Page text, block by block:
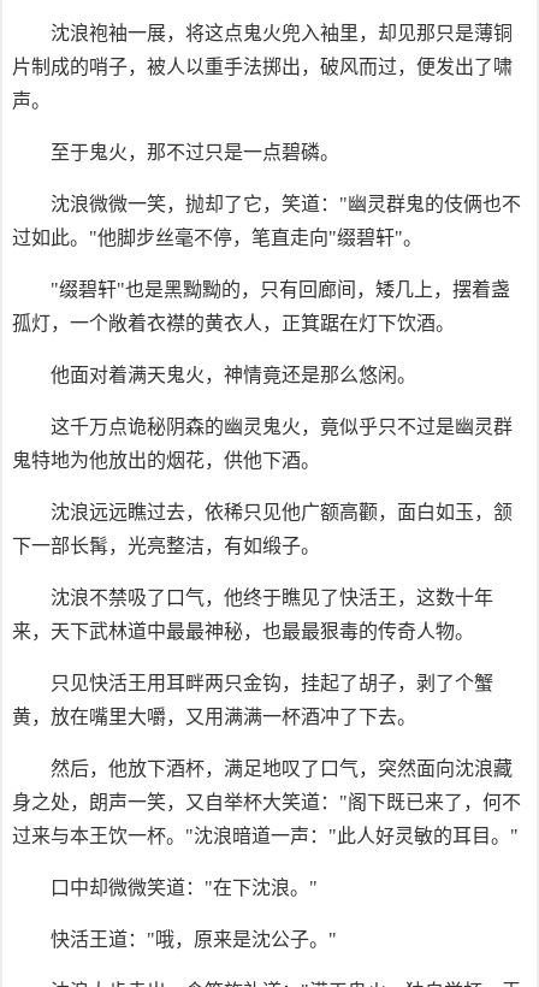
沈浪袍袖一展，将这点鬼火兜入袖里，却见那只是薄铜
片制成的哨子，被人以重手法掷出，破风而过，便发出了啸
声。
至于鬼火，那不过只是一点碧磷。
沈浪微微一笑，抛却了它，笑道："幽灵群鬼的伎俩也不
过如此。"他脚步丝毫不停，笔直走向"缀碧轩"。
"缀碧轩"也是黑黝黝的，只有回廊间，矮几上，摆着盏
孤灯，一个敞着衣襟的黄衣人，正箕踞在灯下饮酒。
他面对着满天鬼火，神情竟还是那么悠闲。
这千万点诡秘阴森的幽灵鬼火，竟似乎只不过是幽灵群
鬼特地为他放出的烟花，供他下酒。
沈浪远远瞧过去，依稀只见他广额高颧，面白如玉，颔
下一部长髯，光亮整洁，有如缎子。
沈浪不禁吸了口气，他终于瞧见了快活王，这数十年
来，天下武林道中最最神秘，也最最狠毒的传奇人物。
只见快活王用耳畔两只金钩，挂起了胡子，剥了个蟹
黄，放在嘴里大嚼，又用满满一杯酒冲了下去。
然后，他放下酒杯，满足地叹了口气，突然面向沈浪藏
身之处，朗声一笑，又自举杯大笑道："阁下既已来了，何不
过来与本王饮一杯。"沈浪暗道一声："此人好灵敏的耳目。"
口中却微微笑道："在下沈浪。"
快活王道："哦，原来是沈公子。"